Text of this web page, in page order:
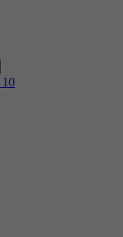
10